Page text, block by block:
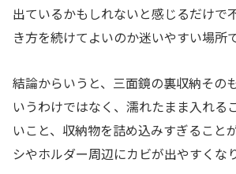
出ているかもしれないと感じるだけで
き方を続けてよいのか迷いやすい場所で
結論からいうと、三面鏡の裏収納その
いうわけではなく、濡れたまま入れる
いこと、収納物を詰め込みすぎること
シやホルダー周辺にカビが出やすくなり